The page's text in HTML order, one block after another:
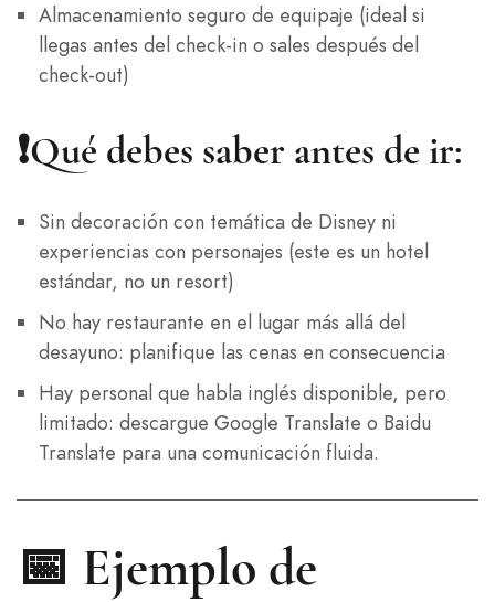
Almacenamiento seguro de equipaje (ideal si
llegas antes del check-in o sales después del
check-out)
❗Qué debes saber antes de ir:
Sin decoración con temática de Disney ni
experiencias con personajes (este es un hotel
estándar, no un resort)
No hay restaurante en el lugar más allá del
desayuno: planifique las cenas en consecuencia
Hay personal que habla inglés disponible, pero
limitado: descargue Google Translate o Baidu
Translate para una comunicación fluida.
📅 Ejemplo de